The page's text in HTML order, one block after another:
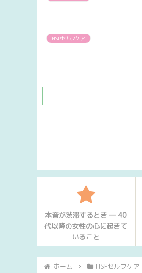
HSPセルフケア
本音が渋滞するとき ― 40
代以降の女性の心に起きて
いること
ホーム HSPセルフケア